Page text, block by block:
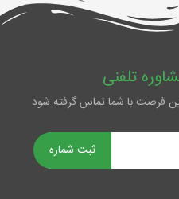
تلفنی
فرصت با شما تماس گرفته شود
ثبت شماره